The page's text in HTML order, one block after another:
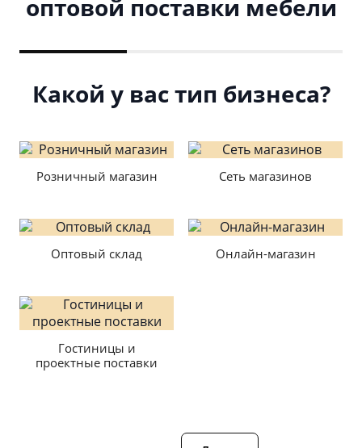
оптовой поставки мебели
Какой у вас тип бизнеса?
Розничный магазин Сеть магазинов
Оптовый склад Онлайн-магазин
Гостиницы и
проектные поставки